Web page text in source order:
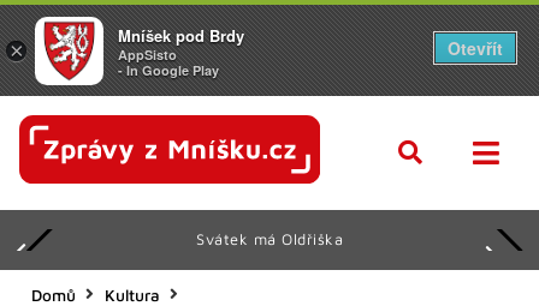
Svátek má Oldřiška
Domů
Kultura
×
Mníšek pod Brdy
AppSisto
- In Google Play
Otevřít